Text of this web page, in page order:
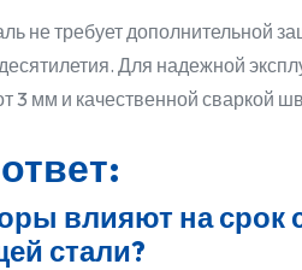
не требует дополнительной
Для надежной
3 мм и качественной сваркой
влияют на срок
стали?